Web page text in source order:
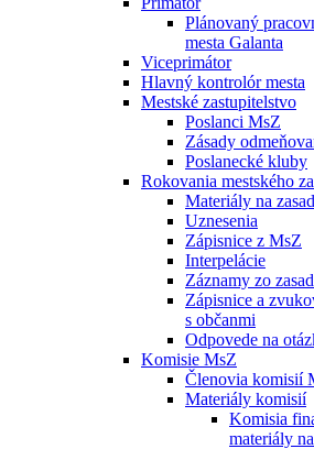
Plánovaný
mesta Galanta
Viceprimátor
Hlavný kontrolór mesta
Mestské zastupitelstvo
Poslanci MsZ
Zásady
Poslanecké kluby
Rokovania mestského
Materiály na
Uznesenia
Zápisnice z MsZ
Interpelácie
Záznamy zo
Zápisnice a
s občanmi
Odpovede na
Komisie MsZ
Členovia komisií
Materiály komisií
Komisia
materiály